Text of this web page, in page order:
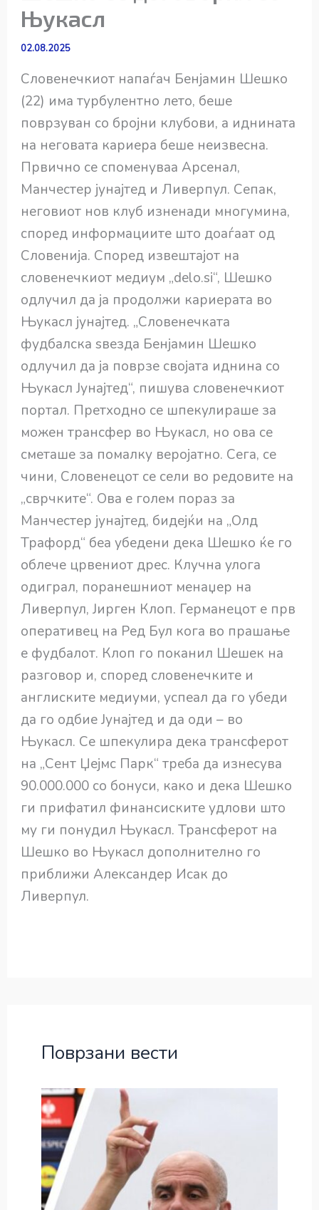
Њукасл
02.08.2025
Словенечкиот напаѓач Бенјамин Шешко
(22) има турбулентно лето, беше
поврзуван со бројни клубови, а иднината
на неговата кариера беше неизвесна.
Првично се споменуваа Арсенал,
Манчестер јунајтед и Ливерпул. Сепак,
неговиот нов клуб изненади многумина,
според информациите што доаѓаат од
Словенија. Според извештајот на
словенечкиот медиум „delo.si“, Шешко
одлучил да ја продолжи кариерата во
Њукасл јунајтед. „Словенечката
фудбалска ѕвезда Бенјамин Шешко
одлучил да ја поврзе својата иднина со
Њукасл Јунајтед“, пишува словенечкиот
портал. Претходно се шпекулираше за
можен трансфер во Њукасл, но ова се
сметаше за помалку веројатно. Сега, се
чини, Словенецот се сели во редовите на
„сврчките“. Ова е голем пораз за
Манчестер јунајтед, бидејќи на „Олд
Трафорд“ беа убедени дека Шешко ќе го
облече црвениот дрес. Клучна улога
одиграл, поранешниот менаџер на
Ливерпул, Јирген Клоп. Германецот е прв
оперативец на Ред Бул кога во прашање
е фудбалот. Клоп го поканил Шешек на
разговор и, според словенечките и
англиските медиуми, успеал да го убеди
да го одбие Јунајтед и да оди – во
Њукасл. Се шпекулира дека трансферот
на „Сент Џејмс Парк“ треба да изнесува
90.000.000 со бонуси, како и дека Шешко
ги прифатил финансиските удлови што
му ги понудил Њукасл. Трансферот на
Шешко во Њукасл дополнително го
приближи Александер Исак до
Ливерпул.
Поврзани вести